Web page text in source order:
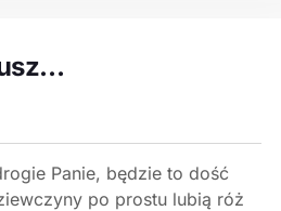
Panie, będzie to dość
po prostu lubią róż